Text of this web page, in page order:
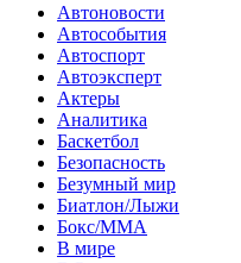
Автоновости
Автособытия
Автоспорт
Автоэксперт
Актеры
Аналитика
Баскетбол
Безопасность
Безумный мир
Биатлон/Лыжи
Бокс/MMA
В мире